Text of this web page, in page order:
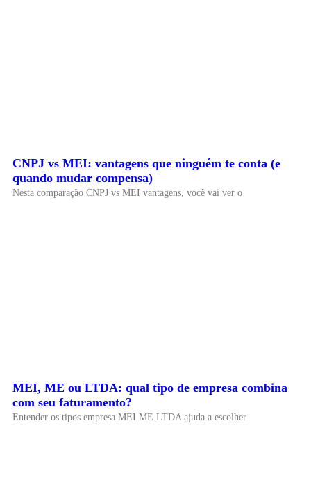
CNPJ vs MEI: vantagens que ninguém te conta (e
quando mudar compensa)
Nesta comparação CNPJ vs MEI vantagens, você vai ver o
MEI, ME ou LTDA: qual tipo de empresa combina
com seu faturamento?
Entender os tipos empresa MEI ME LTDA ajuda a escolher